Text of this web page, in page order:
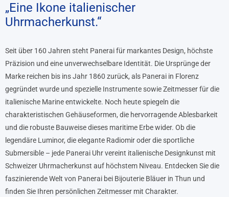
„Eine Ikone italienischer
Uhrmacherkunst.“
Seit über 160 Jahren steht Panerai für markantes Design, höchste
Präzision und eine unverwechselbare Identität. Die Ursprünge der
Marke reichen bis ins Jahr 1860 zurück, als Panerai in Florenz
gegründet wurde und spezielle Instrumente sowie Zeitmesser für die
italienische Marine entwickelte. Noch heute spiegeln die
charakteristischen Gehäuseformen, die hervorragende Ablesbarkeit
und die robuste Bauweise dieses maritime Erbe wider. Ob die
legendäre Luminor, die elegante Radiomir oder die sportliche
Submersible – jede Panerai Uhr vereint italienische Designkunst mit
Schweizer Uhrmacherkunst auf höchstem Niveau. Entdecken Sie die
faszinierende Welt von Panerai bei Bijouterie Bläuer in Thun und
finden Sie Ihren persönlichen Zeitmesser mit Charakter.